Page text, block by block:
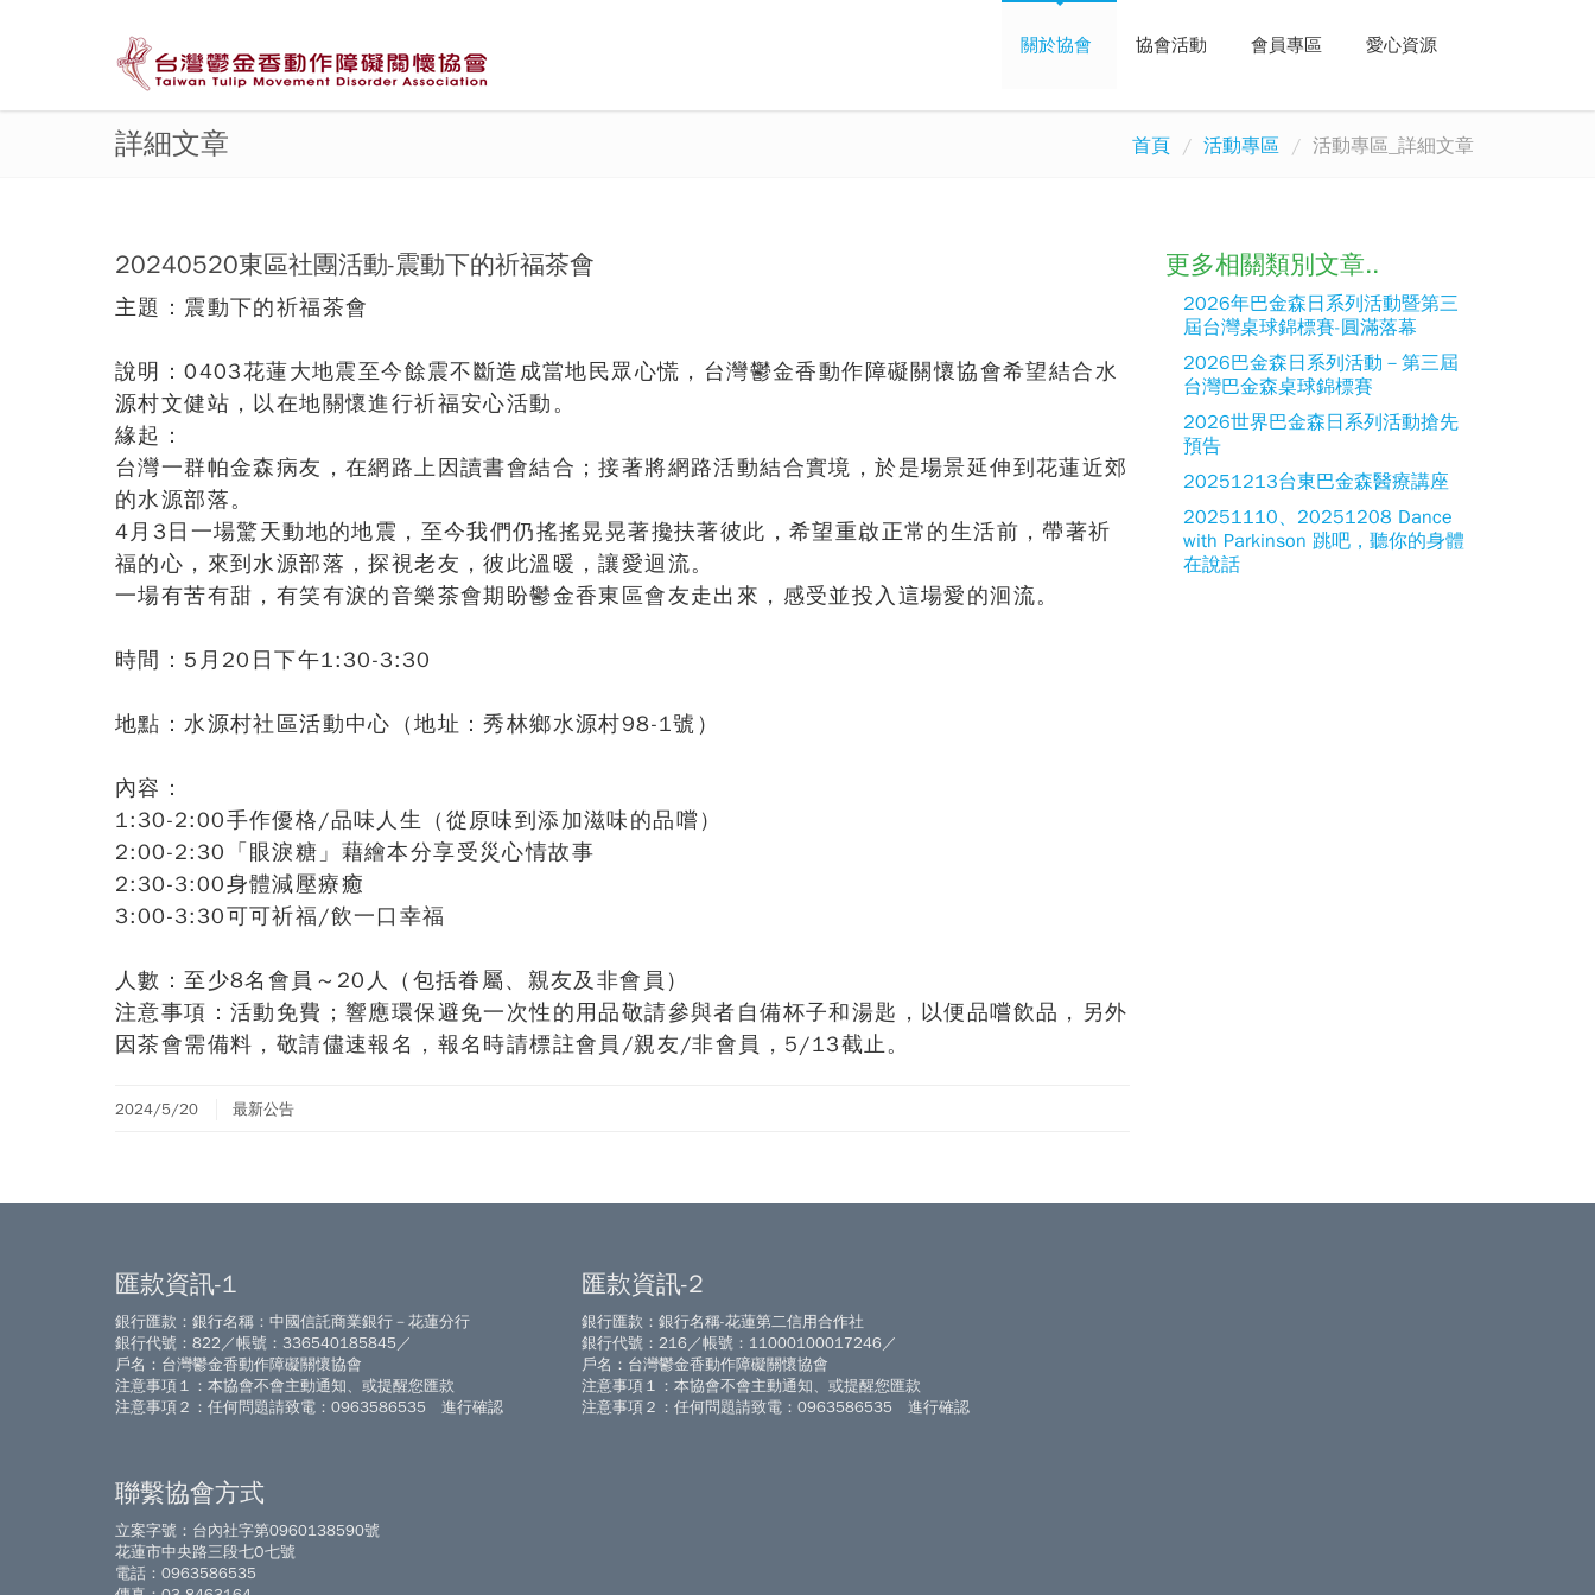
關於協會 協會活動 會員專區 愛心資源
詳細文章 首頁 活動專區 活動專區_詳細文章
20240520東區社團活動-震動下的祈福茶會
主題：震動下的祈福茶會
說明：0403花蓮大地震至今餘震不斷造成當地民眾心慌，台灣鬱金香動作障礙關懷協會希望結合水
源村文健站，以在地關懷進行祈福安心活動。
緣起：
台灣一群帕金森病友，在網路上因讀書會結合；接著將網路活動結合實境，於是場景延伸到花蓮近郊
的水源部落。
4月3日一場驚天動地的地震，至今我們仍搖搖晃晃著攙扶著彼此，希望重啟正常的生活前，帶著祈
福的心，來到水源部落，探視老友，彼此溫暖，讓愛迴流。
一場有苦有甜，有笑有淚的音樂茶會期盼鬱金香東區會友走出來，感受並投入這場愛的洄流。
時間：5月20日下午1:30-3:30
地點：水源村社區活動中心（地址：秀林鄉水源村98-1號）
內容：
1:30-2:00手作優格/品味人生（從原味到添加滋味的品嚐）
2:00-2:30「眼淚糖」藉繪本分享受災心情故事
2:30-3:00身體減壓療癒
3:00-3:30可可祈福/飲一口幸福
人數：至少8名會員～20人（包括眷屬、親友及非會員）
注意事項：活動免費；響應環保避免一次性的用品敬請參與者自備杯子和湯匙，以便品嚐飲品，另外
因茶會需備料，敬請儘速報名，報名時請標註會員/親友/非會員，5/13截止。
2024/5/20 最新公告
更多相關類別文章..
2026年巴金森日系列活動暨第三
屆台灣桌球錦標賽-圓滿落幕
2026巴金森日系列活動－第三屆
台灣巴金森桌球錦標賽
2026世界巴金森日系列活動搶先
預告
20251213台東巴金森醫療講座
20251110、20251208 Dance
with Parkinson 跳吧，聽你的身體
在說話
匯款資訊-1
銀行匯款：銀行名稱：中國信託商業銀行－花蓮分行
銀行代號：822／帳號：336540185845／
戶名：台灣鬱金香動作障礙關懷協會
注意事項１：本協會不會主動通知、或提醒您匯款
注意事項２：任何問題請致電：0963586535 進行確認
聯繫協會方式
立案字號：台內社字第0960138590號
花蓮市中央路三段七O七號
電話：0963586535
匯款資訊-2
銀行匯款：銀行名稱-花蓮第二信用合作社
銀行代號：216／帳號：11000100017246／
戶名：台灣鬱金香動作障礙關懷協會
注意事項１：本協會不會主動通知、或提醒您匯款
注意事項２：任何問題請致電：0963586535 進行確認